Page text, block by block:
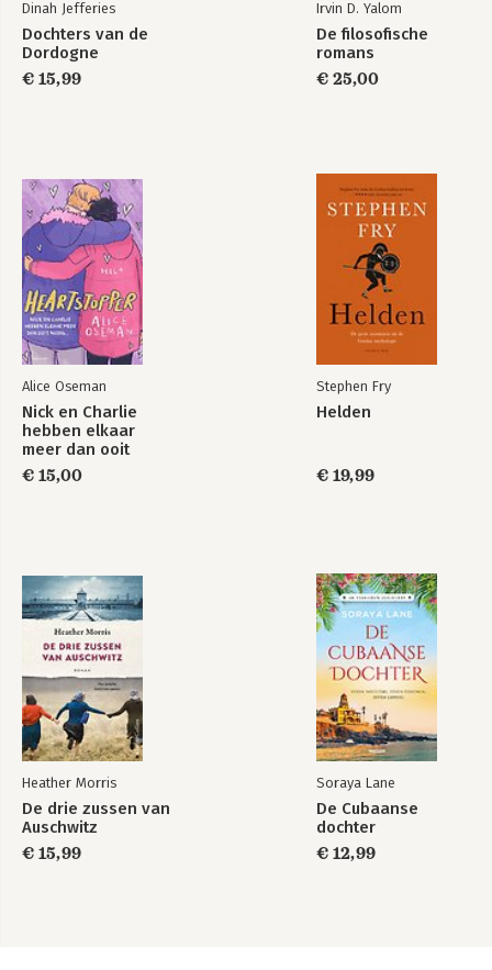
Dinah Jefferies
Dochters van de
Dordogne
€ 15,99
Irvin D. Yalom
De filosofische
romans
€ 25,00
Alice Oseman
Nick en Charlie
hebben elkaar
meer dan ooit
nodig…
€ 15,00
Stephen Fry
Helden
€ 19,99
Heather Morris
De drie zussen van
Auschwitz
€ 15,99
Soraya Lane
De Cubaanse
dochter
€ 12,99